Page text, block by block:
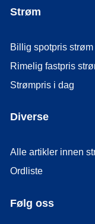
Strøm
Billig spotpris strøm
Rimelig fastpris
Strømpris i dag
Diverse
Alle artikler innen
Ordliste
Følg oss